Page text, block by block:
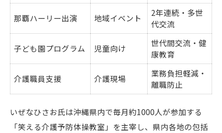
那覇ハーリー出演 地域イベント
2年連続・多世
代交流
子ども園プログラム 児童向け
世代間交流・健
康教育
介護職員支援 介護現場
業務負担軽減・
離職防止
いぜなひさお氏は沖縄県内で毎月約1000人が参加する
「笑える介護予防体操教室」を主宰し、県内各地の包括